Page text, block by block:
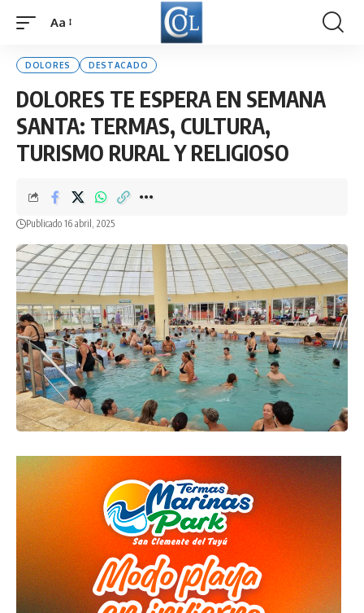
Font
Aa
DOLORES DESTACADO
DOLORES TE ESPERA EN SEMANA
SANTA: TERMAS, CULTURA,
TURISMO RURAL Y RELIGIOSO
Publicado 16 abril, 2025